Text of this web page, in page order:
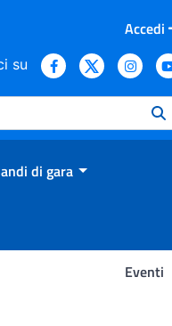
Accedi
su
di gara
Eventi